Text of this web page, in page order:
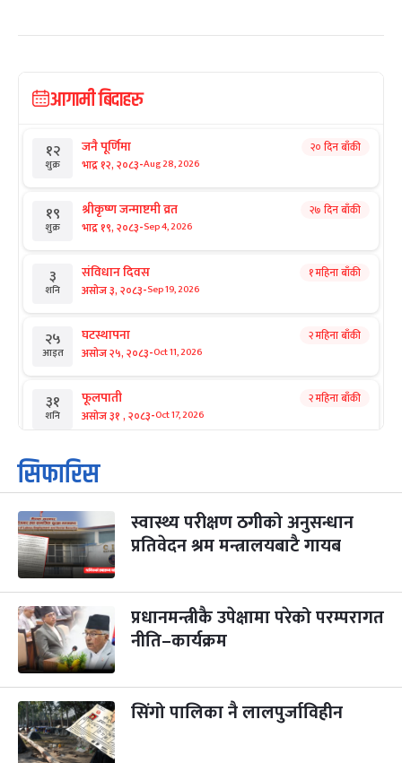
आगामी बिदाहरु
१२
शुक्र
जनै पूर्णिमा
भाद्र १२, २०८३-Aug 28, 2026
२० दिन बाँकी
१९
शुक्र
श्रीकृष्ण जन्माष्टमी व्रत
भाद्र १९, २०८३-Sep 4, 2026
२७ दिन बाँकी
३
शनि
संविधान दिवस
असोज ३, २०८३-Sep 19, 2026
१ महिना बाँकी
२५
आइत
घटस्थापना
असोज २५, २०८३-Oct 11, 2026
२ महिना बाँकी
३१
शनि
फूलपाती
असोज ३१ , २०८३-Oct 17, 2026
२ महिना बाँकी
१
आइत
कार्तिक सङ्क्रान्ति
कार्तिक १, २०८३
३
मंगल
महानवमी
कार्तिक ३, २०८३-Oct 20, 2026
२ महिना बाँकी
४
बुध कार्तिक ४, २०८३ Oct 21, 2026
५
बिहि
पापा‌ङ्कुशा एकादशी व्रत
कार्तिक ५, २०८३
२२
आइत
कुकुर तिहार
कार्तिक २२, २०८३
३ महिना बाँकी
सिफारिस
स्वास्थ्य परीक्षण ठगीको अनुसन्धान
प्रतिवेदन श्रम मन्त्रालयबाटै गायब
प्रधानमन्त्रीकै उपेक्षामा परेको परम्परागत
नीति–कार्यक्रम
सिंगो पालिका नै लालपुर्जाविहीन